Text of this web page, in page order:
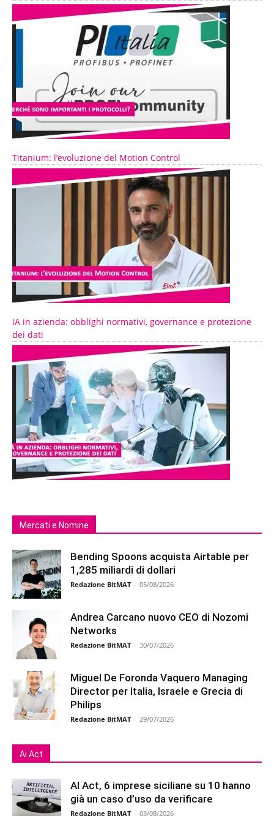
Titanium: l’evoluzione del Motion Control
IA in azienda: obblighi normativi, governance e protezione
dei dati
Mercati e Nomine
Bending Spoons acquista Airtable per
1,285 miliardi di dollari
Redazione BitMAT - 05/08/2026
Andrea Carcano nuovo CEO di Nozomi
Networks
Redazione BitMAT - 30/07/2026
Miguel De Foronda Vaquero Managing
Director per Italia, Israele e Grecia di
Philips
Redazione BitMAT - 29/07/2026
Ai Act
AI Act, 6 imprese siciliane su 10 hanno
già un caso d’uso da verificare
Redazione BitMAT - 03/08/2026